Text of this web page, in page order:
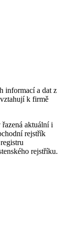
informací a dat z
k firmě
aktuální i
rejstřík
rejstříku.